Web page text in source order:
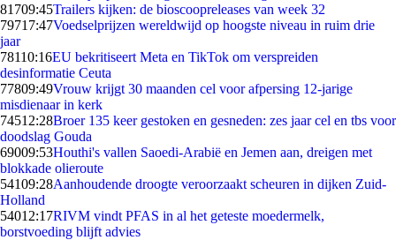
81709:45Trailers kijken: de bioscoopreleases van week 32
79717:47Voedselprijzen wereldwijd op hoogste niveau in ruim drie
jaar
78110:16EU bekritiseert Meta en TikTok om verspreiden
desinformatie Ceuta
77809:49Vrouw krijgt 30 maanden cel voor afpersing 12-jarige
misdienaar in kerk
74512:28Broer 135 keer gestoken en gesneden: zes jaar cel en tbs voor
doodslag Gouda
69009:53Houthi's vallen Saoedi-Arabië en Jemen aan, dreigen met
blokkade olieroute
54109:28Aanhoudende droogte veroorzaakt scheuren in dijken Zuid-
Holland
54012:17RIVM vindt PFAS in al het geteste moedermelk,
borstvoeding blijft advies